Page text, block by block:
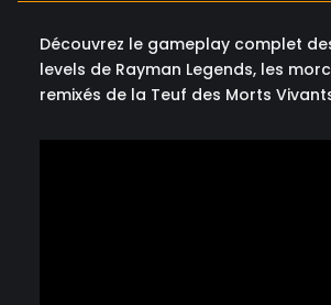
Découvrez le gameplay complet
levels de Rayman Legends, les
remixés de la Teuf des Morts